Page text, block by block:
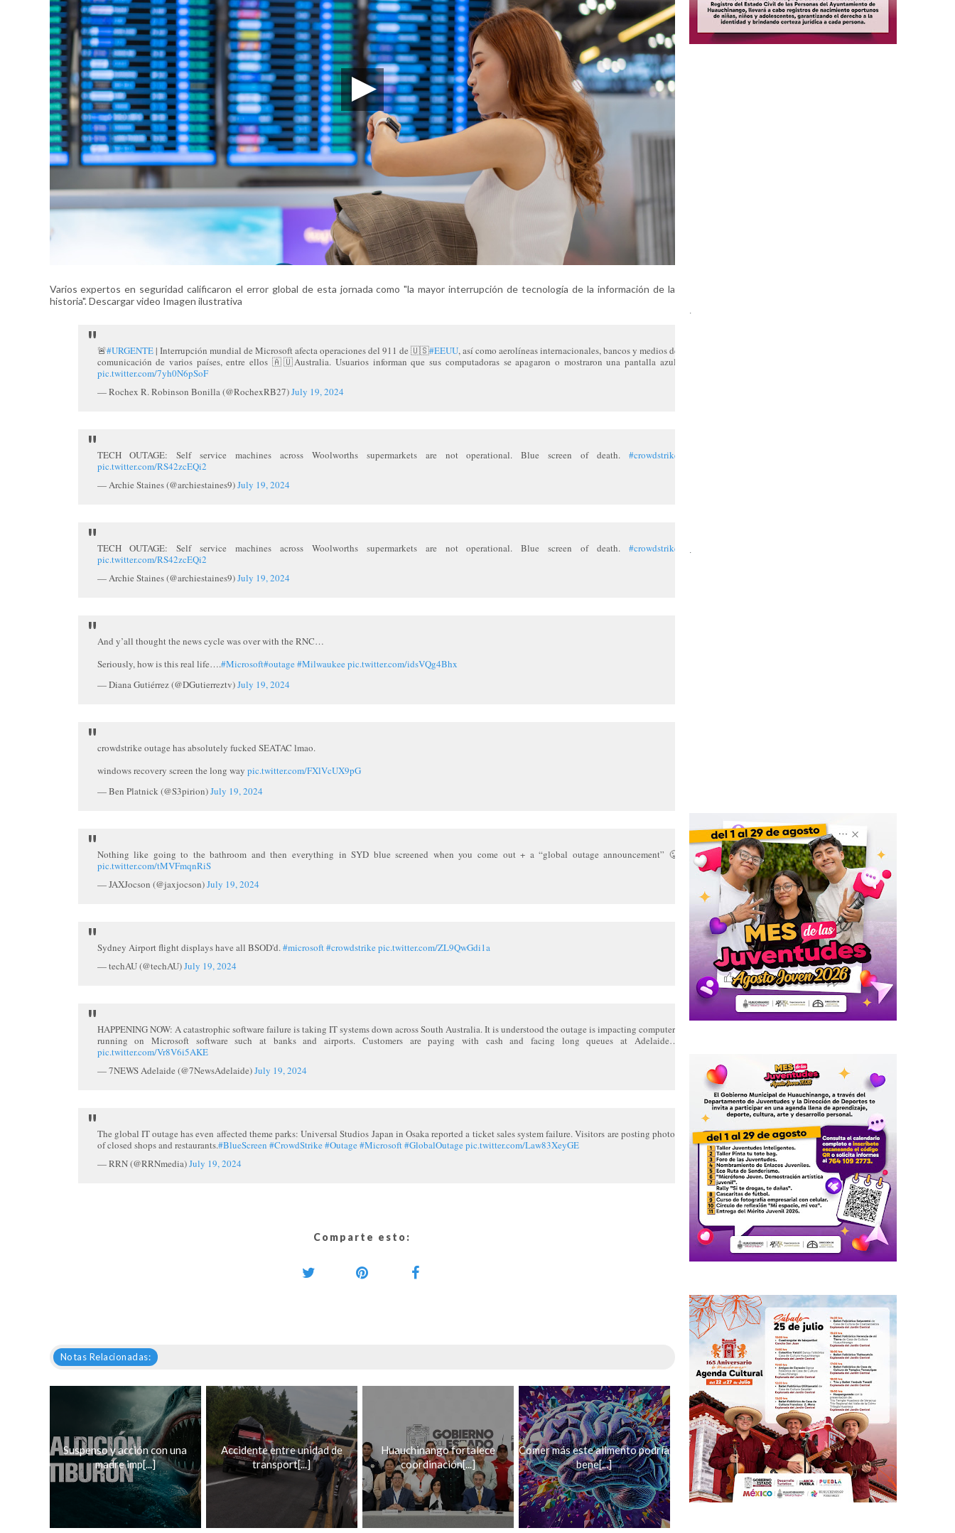
Varios expertos en seguridad calificaron el error global de esta jornada como "la mayor interrupción de tecnología de la información de la
historia". Descargar video Imagen ilustrativa
🚨#URGENTE| Interrupción mundial de Microsoft afecta operaciones del 911 de 🇺🇸#EEUU, así como aerolíneas internacionales, bancos y medios de
comunicación de varios países, entre ellos 🇦🇺Australia. Usuarios informan que sus computadoras se apagaron o mostraron una pantalla azul.
pic.twitter.com/7yh0N6pSoF
— Rochex R. Robinson Bonilla (@RochexRB27)July 19, 2024
TECH OUTAGE: Self service machines across Woolworths supermarkets are not operational. Blue screen of death. #crowdstrike
pic.twitter.com/RS42zcEQi2
— Archie Staines (@archiestaines9)July 19, 2024
TECH OUTAGE: Self service machines across Woolworths supermarkets are not operational. Blue screen of death. #crowdstrike
pic.twitter.com/RS42zcEQi2
— Archie Staines (@archiestaines9)July 19, 2024
And y’all thought the news cycle was over with the RNC…
Seriously, how is this real life….#Microsoft#outage#Milwaukeepic.twitter.com/idsVQg4Bhx
— Diana Gutiérrez (@DGutierreztv)July 19, 2024
crowdstrike outage has absolutely fucked SEATAC lmao.
windows recovery screen the long way pic.twitter.com/FXlVcUX9pG
— Ben Platnick (@S3pirion)July 19, 2024
Nothing like going to the bathroom and then everything in SYD blue screened when you come out + a “global outage announcement” 🥲
pic.twitter.com/tMVFmqnRiS
— JAXJocson (@jaxjocson)July 19, 2024
Sydney Airport flight displays have all BSOD'd.#microsoft#crowdstrikepic.twitter.com/ZL9QwGdi1a
— techAU (@techAU)July 19, 2024
HAPPENING NOW: A catastrophic software failure is taking IT systems down across South Australia. It is understood the outage is impacting computers
running on Microsoft software such at banks and airports. Customers are paying with cash and facing long queues at Adelaide…
pic.twitter.com/Vr8V6i5AKE
— 7NEWS Adelaide (@7NewsAdelaide)July 19, 2024
The global IT outage has even affected theme parks: Universal Studios Japan in Osaka reported a ticket sales system failure. Visitors are posting photos
of closed shops and restaurants.#BlueScreen #CrowdStrike#Outage#Microsoft#GlobalOutagepic.twitter.com/Law83XeyGE
— RRN (@RRNmedia)July 19, 2024
Comparte esto:
Notas Relacionadas:
Suspenso y acción con una
madre imp[...]
Accidente entre unidad de
transport[...]
Huauchinango fortalece
coordinación[...]
Comer más este alimento podría
bene[...]
.
.